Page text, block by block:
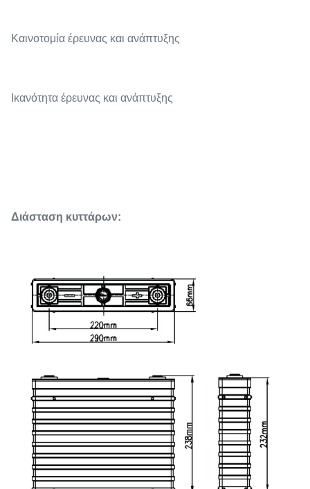
Καινοτομία έρευνας και ανάπτυξης
Ικανότητα έρευνας και ανάπτυξης
Διάσταση κυττάρων: